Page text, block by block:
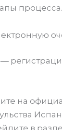
процесса.
на